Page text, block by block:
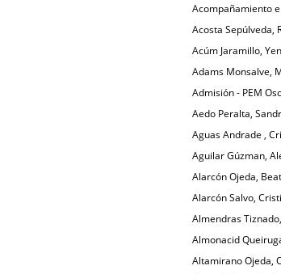
Acompañamiento
Acosta Sepúlveda,
Acúm Jaramillo,
Adams Monsalve,
Admisión - PEM
Aedo Peralta,
Aguas Andrade ,
Aguilar Gúzman,
Alarcón Ojeda,
Alarcón Salvo,
Almendras
Almonacid
Altamirano Ojeda,